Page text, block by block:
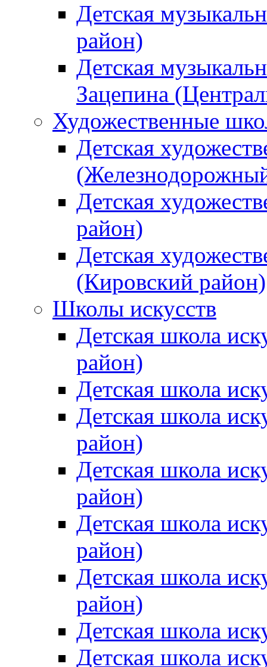
Детская
район)
Детская
Зацепина
Художественные
Детская
Детская
район)
Детская
(Кировский район)
Школы искусств
Детская школа
район)
Детская школа
Детская школа
район)
Детская школа
район)
Детская школа
район)
Детская школа
район)
Детская школа
Детская школа